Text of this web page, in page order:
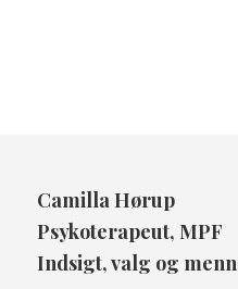
Camilla Hørup
Psykoterapeut, MPF
Indsigt, valg og